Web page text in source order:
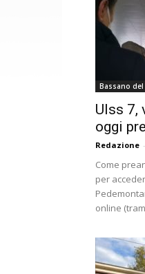
Bassano del
Ulss 7,
oggi
Redazione -
Come
per
online